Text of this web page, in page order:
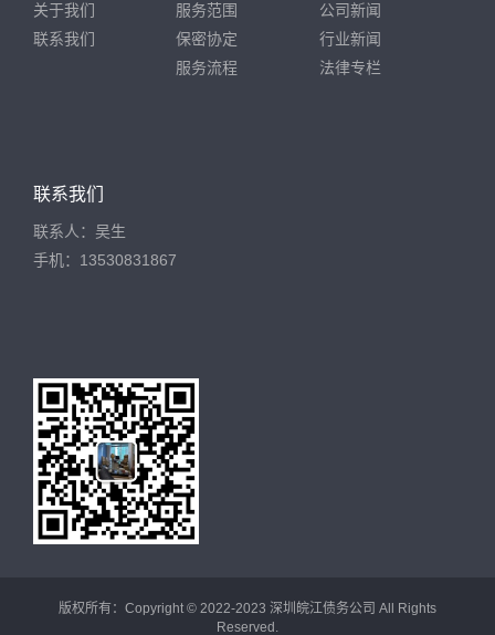
关于我们
联系我们
服务范围
保密协定
服务流程
公司新闻
行业新闻
法律专栏
联系我们
联系人：吴生
手机：13530831867
版权所有：Copyright © 2022-2023 深圳皖江债务公司 All Rights
Reserved.